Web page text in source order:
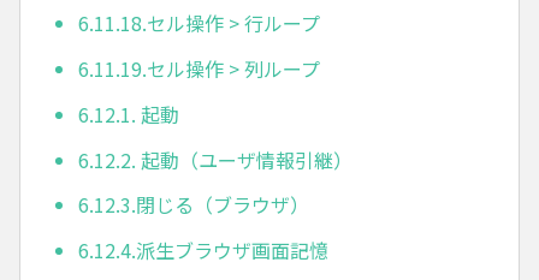
6.11.18.セル操作 > 行ループ
6.11.19.セル操作 > 列ループ
6.12.1. 起動
6.12.2. 起動（ユーザ情報引継）
6.12.3.閉じる（ブラウザ）
6.12.4.派生ブラウザ画面記憶